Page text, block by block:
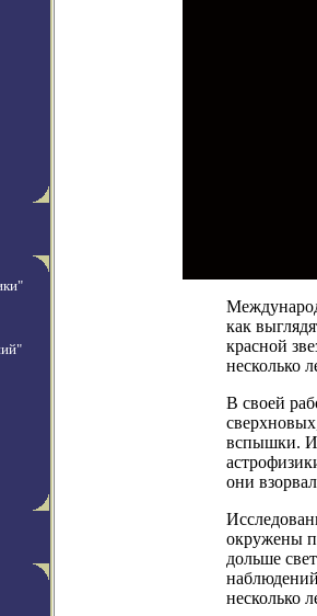
как
красной
несколько
В своей
вспышки.
они
окружены
дольше
наблюдений
несколько